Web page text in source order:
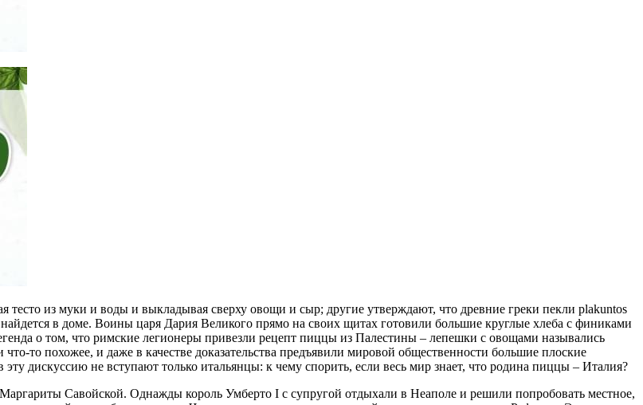
из муки и воды и выкладывая сверху овощи и сыр; другие утверждают, что древние греки пекли plakuntos
в доме. Воины царя Дария Великого прямо на своих щитах готовили большие круглые хлеба с финиками
о том, что римские легионеры привезли рецепт пиццы из Палестины – лепешки с овощами назывались
то похожее, и даже в качестве доказательства предъявили мировой общественности большие плоские
дискуссию не вступают только итальянцы: к чему спорить, если весь мир знает, что родина пиццы – Италия?
Савойской. Однажды король Умберто I с супругой отдыхали в Неаполе и решили попробовать местное,